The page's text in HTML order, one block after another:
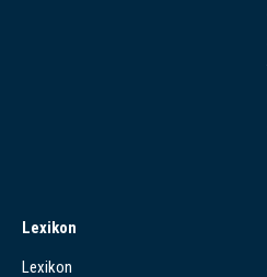
Lexikon
Lexikon